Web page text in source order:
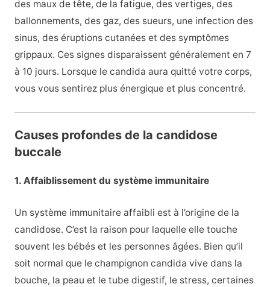
des maux de tête, de la fatigue, des vertiges, des
ballonnements, des gaz, des sueurs, une infection des
sinus, des éruptions cutanées et des symptômes
grippaux. Ces signes disparaissent généralement en 7
à 10 jours. Lorsque le candida aura quitté votre corps,
vous vous sentirez plus énergique et plus concentré.
Causes profondes de la candidose
buccale
1. Affaiblissement du système immunitaire
Un système immunitaire affaibli est à l’origine de la
candidose. C’est la raison pour laquelle elle touche
souvent les bébés et les personnes âgées. Bien qu’il
soit normal que le champignon candida vive dans la
bouche, la peau et le tube digestif, le stress, certaines